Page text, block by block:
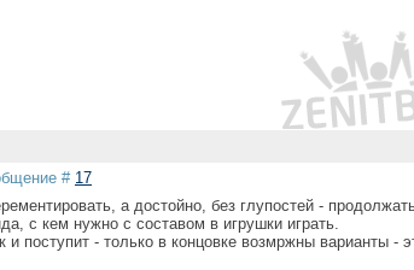
# 17
а достойно, без глупостей -
с кем нужно с составом в игрушки играть.
и поступит - только в концовке возмржны варианты -